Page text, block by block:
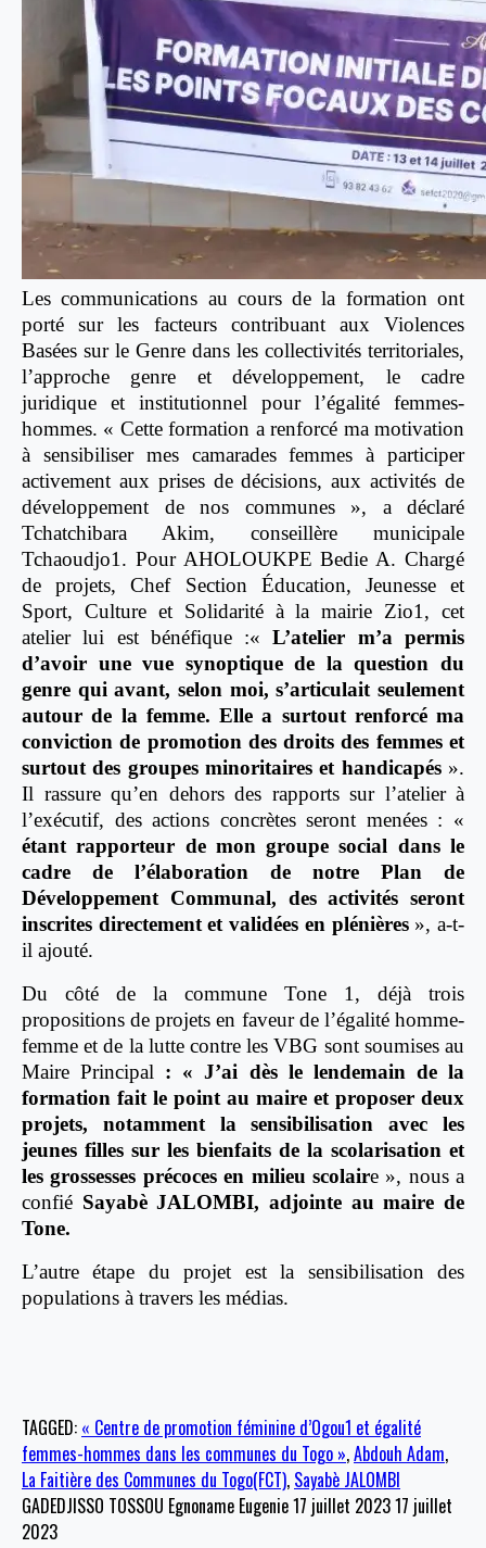
Les communications au cours de la formation ont
porté sur les facteurs contribuant aux Violences
Basées sur le Genre dans les collectivités territoriales,
l’approche genre et développement, le cadre
juridique et institutionnel pour l’égalité femmes-
hommes. « Cette formation a renforcé ma motivation
à sensibiliser mes camarades femmes à participer
activement aux prises de décisions, aux activités de
développement de nos communes », a déclaré
Tchatchibara Akim, conseillère municipale
Tchaoudjo1. Pour AHOLOUKPE Bedie A. Chargé
de projets, Chef Section Éducation, Jeunesse et
Sport, Culture et Solidarité à la mairie Zio1, cet
atelier lui est bénéfique :« L’atelier m’a permis
d’avoir une vue synoptique de la question du
genre qui avant, selon moi, s’articulait seulement
autour de la femme. Elle a surtout renforcé ma
conviction de promotion des droits des femmes et
surtout des groupes minoritaires et handicapés».
Il rassure qu’en dehors des rapports sur l’atelier à
l’exécutif, des actions concrètes seront menées : «
étant rapporteur de mon groupe social dans le
cadre de l’élaboration de notre Plan de
Développement Communal, des activités seront
inscrites directement et validées en plénières», a-t-
il ajouté.
Du côté de la commune Tone 1, déjà trois
propositions de projets en faveur de l’égalité homme-
femme et de la lutte contre les VBG sont soumises au
Maire Principal : « J’ai dès le lendemain de la
formation fait le point au maire et proposer deux
projets, notamment la sensibilisation avec les
jeunes filles sur les bienfaits de la scolarisation et
les grossesses précoces en milieu scolaire », nous a
confié Sayabè JALOMBI, adjointe au maire de
Tone.
L’autre étape du projet est la sensibilisation des
populations à travers les médias.
TAGGED: « Centre de promotion féminine d’Ogou1 et égalité
femmes-hommes dans les communes du Togo »,Abdouh Adam,
La Faitière des Communes du Togo(FCT), Sayabè JALOMBI
GADEDJISSO TOSSOU Egnoname Eugenie17 juillet 202317 juillet
2023